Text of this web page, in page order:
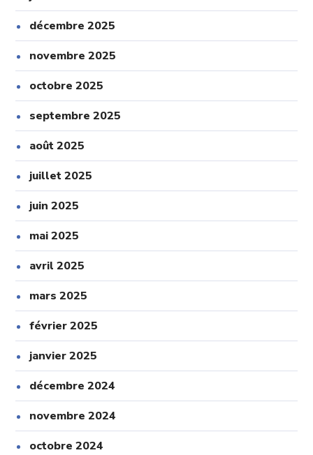
décembre 2025
novembre 2025
octobre 2025
septembre 2025
août 2025
juillet 2025
juin 2025
mai 2025
avril 2025
mars 2025
février 2025
janvier 2025
décembre 2024
novembre 2024
octobre 2024